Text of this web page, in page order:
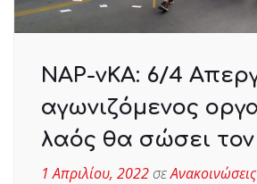
ΝΑΡ-νΚΑ: 6/4
αγωνιζόμενος
λαός θα σώσει
1 Απριλίου, 2022σεΑνακοινώσεις